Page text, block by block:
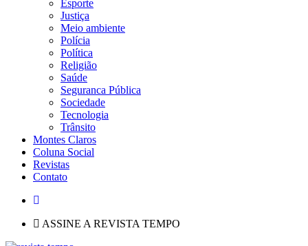
Esporte
Justiça
Meio ambiente
Polícia
Política
Religião
Saúde
Seguranca Pública
Sociedade
Tecnologia
Trânsito
Montes Claros
Coluna Social
Revistas
Contato
ASSINE A REVISTA TEMPO